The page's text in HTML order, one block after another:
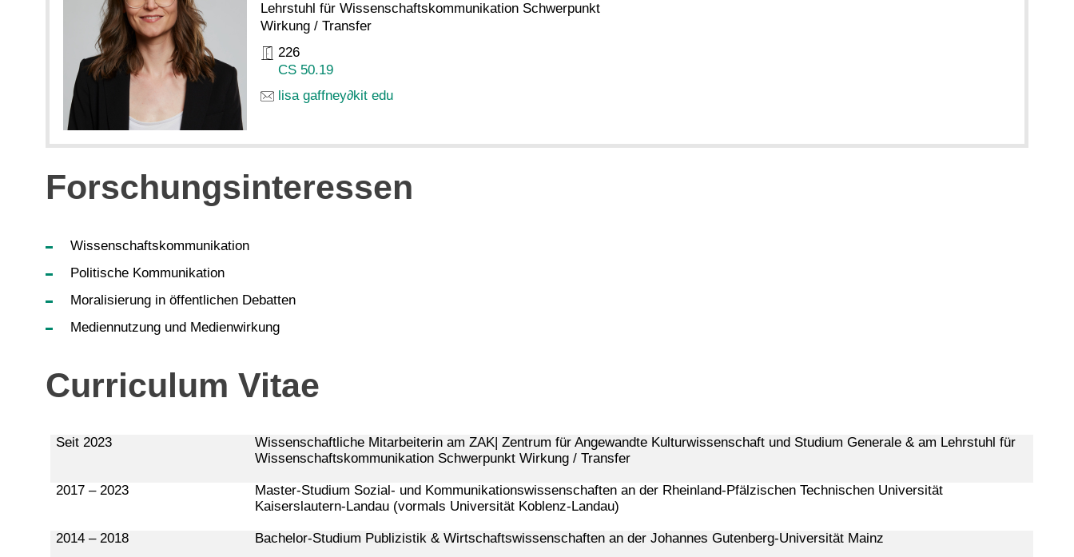
Lehrstuhl für Wissenschaftskommunikation Schwerpunkt
Wirkung / Transfer
226
CS 50.19
lisa gaffney∂kit edu
Forschungsinteressen
Wissenschaftskommunikation
Politische Kommunikation
Moralisierung in öffentlichen Debatten
Mediennutzung und Medienwirkung
Curriculum Vitae
Seit 2023
Wissenschaftliche Mitarbeiterin am ZAK| Zentrum für Angewandte Kulturwissenschaft und Studium Generale & am Lehrstuhl für
Wissenschaftskommunikation Schwerpunkt Wirkung / Transfer
2017 – 2023
Master-Studium Sozial- und Kommunikationswissenschaften an der Rheinland-Pfälzischen Technischen Universität
Kaiserslautern-Landau (vormals Universität Koblenz-Landau)
2014 – 2018 Bachelor-Studium Publizistik & Wirtschaftswissenschaften an der Johannes Gutenberg-Universität Mainz